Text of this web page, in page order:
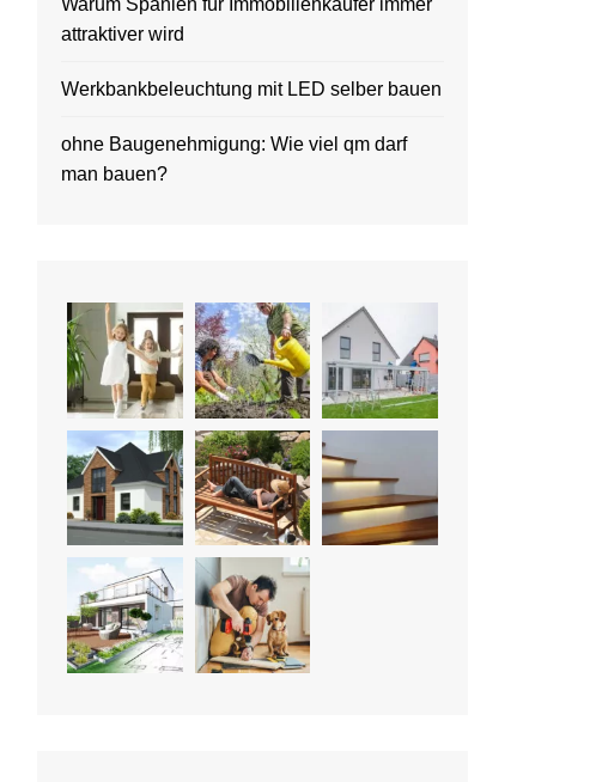
Warum Spanien für Immobilienkäufer immer
attraktiver wird
Werkbankbeleuchtung mit LED selber bauen
ohne Baugenehmigung: Wie viel qm darf
man bauen?